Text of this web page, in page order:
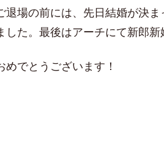
退場の前には、先日結婚が決
た。 最後はアーチにて新郎新
めでとうございます！